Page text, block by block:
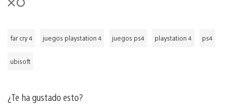
far cry 4 juegos playstation 4 juegos ps4 playstation 4 ps4
ubisoft
¿Te ha gustado esto?